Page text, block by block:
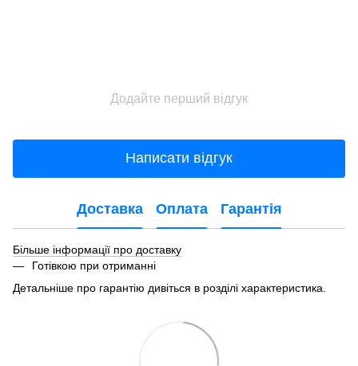
Додайте перший відгук
Написати відгук
Доставка Оплата Гарантія
Більше інформації про доставку
Готівкою при отриманні
Детальніше про гарантію дивіться в розділі характеристика.